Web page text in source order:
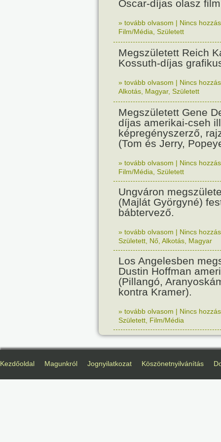
Oscar-díjas olasz
» tovább olvasom | Nincs
Film/Média Született
Megszületett Reich
Kossuth-díjas
» tovább olvasom | Nincs
Alkotás Magyar, Született
Megszületett Gene
díjas amerikai-cseh
képregényszerző,
(Tom és Jerry,
» tovább olvasom | Nincs
Film/Média Született
Ungváron
(Majlát Györgyné)
bábtervező.
» tovább olvasom | Nincs
Született Nő Alkotás Magyar
Los Angelesben
Dustin Hoffman
(Pillangó,
kontra Kramer).
» tovább olvasom | Nincs
Született Film/Média
Kezdőoldal Magunkról Jognyilatkozat Köszönetnyilvánítás